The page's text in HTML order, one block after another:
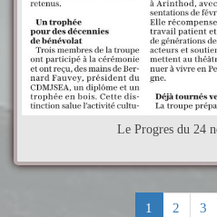
Le Progres du 24
1 2 3